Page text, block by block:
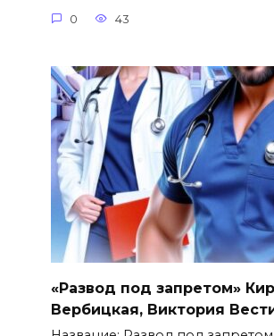
0 43
«Развод под запретом»
Вербицкая, Виктория